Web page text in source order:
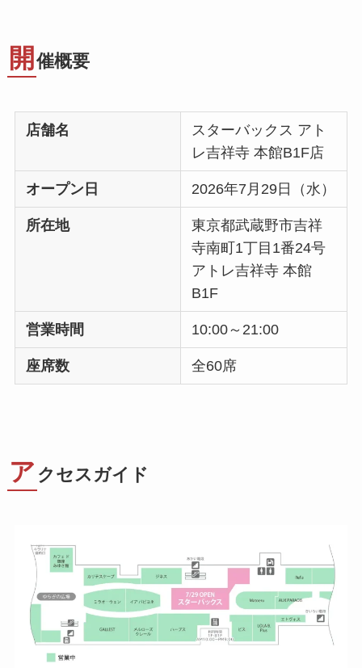
開 催概要
店舗名
スターバックス アト
レ吉祥寺 本館B1F店
オープン日 2026年7月29日（水）
所在地
東京都武蔵野市吉祥
寺南町1丁目1番24号
アトレ吉祥寺 本館
B1F
営業時間 10:00～21:00
座席数 全60席
ア クセスガイド